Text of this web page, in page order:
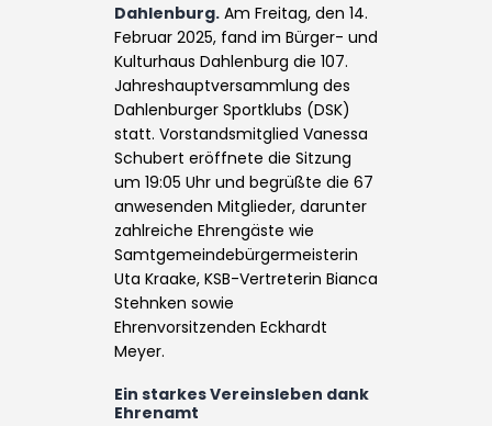
Dahlenburg. Am Freitag, den 14.
Februar 2025, fand im Bürger- und
Kulturhaus Dahlenburg die 107.
Jahreshauptversammlung des
Dahlenburger Sportklubs (DSK)
statt. Vorstandsmitglied Vanessa
Schubert eröffnete die Sitzung
um 19:05 Uhr und begrüßte die 67
anwesenden Mitglieder, darunter
zahlreiche Ehrengäste wie
Samtgemeindebürgermeisterin
Uta Kraake, KSB-Vertreterin Bianca
Stehnken sowie
Ehrenvorsitzenden Eckhardt
Meyer.
Ein starkes Vereinsleben dank
Ehrenamt